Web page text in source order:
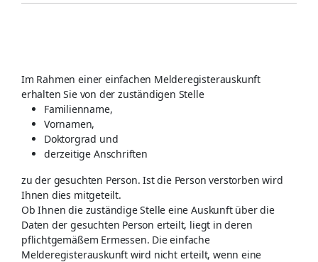
Im Rahmen einer einfachen Melderegisterauskunft
erhalten Sie von der zuständigen Stelle
Familienname,
Vornamen,
Doktorgrad und
derzeitige Anschriften
zu der gesuchten Person. Ist die Person verstorben wird
Ihnen dies mitgeteilt.
Ob Ihnen die zuständige Stelle eine Auskunft über die
Daten der gesuchten Person erteilt, liegt in deren
pflichtgemäßem Ermessen. Die einfache
Melderegisterauskunft wird nicht erteilt, wenn eine